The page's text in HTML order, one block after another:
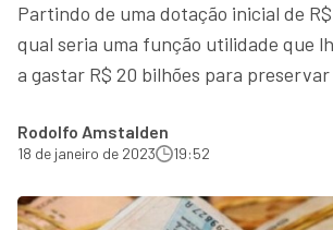
Partindo de uma dotação inicial de
qual seria uma função utilidade que
a gastar R$ 20 bilhões para
Rodolfo Amstalden
18 de janeiro de 2023 19:52